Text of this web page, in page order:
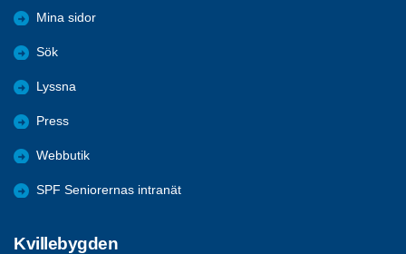
Mina sidor
Sök
Lyssna
Press
Webbutik
SPF Seniorernas intranät
Kvillebygden